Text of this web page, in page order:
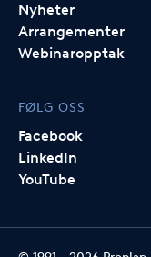
Nyheter
Arrangementer
Webinaropptak
FØLG OSS
Facebook
LinkedIn
YouTube